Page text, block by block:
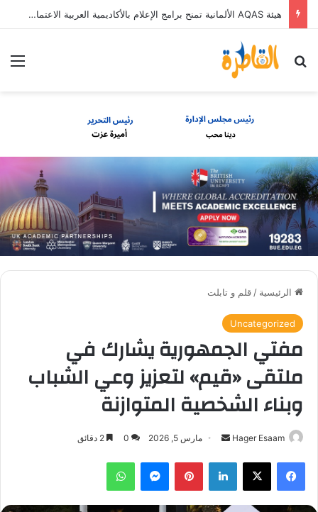
هيئة AQAS الألمانية تمنح برامج الإعلام بالأكاديمية العربية الاعتماد غير المشروط وفق المعايير الأوروبية
بحث عن
الرئيسية / قلم و تابلت
Uncategorized
مفتي الجمهورية يشارك في
ملتقى «قيم» لتعزيز وعي الشباب
وبناء الشخصية المتوازنة
Hager Esaam
أرسل
إلكترونيا
مارس 5, 2026 0
فيسبوك ‫X لينكدإن بينتيريستماسنجر واتساب